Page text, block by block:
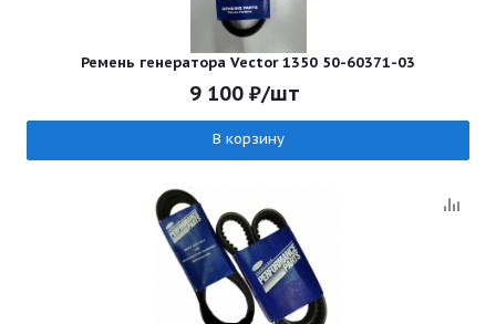
Ремень генератора Vector 1350 50-60371-03
9 100₽/шт
В корзину